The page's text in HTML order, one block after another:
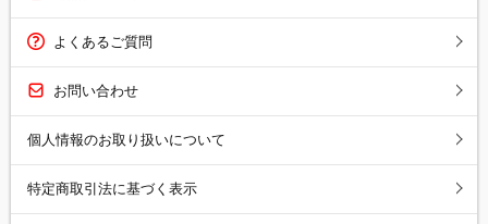
よくあるご質問
お問い合わせ
個人情報のお取り扱いについて
特定商取引法に基づく表示